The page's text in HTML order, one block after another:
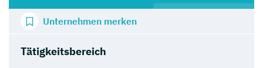
Tätigkeitsbereich
Unternehmen merken